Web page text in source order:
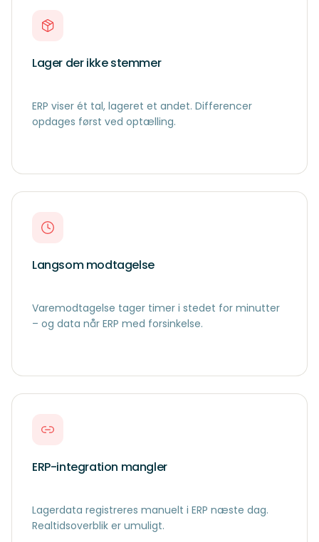
Lager der ikke stemmer
ERP viser ét tal, lageret et andet. Differencer
opdages først ved optælling.
Langsom modtagelse
Varemodtagelse tager timer i stedet for minutter
– og data når ERP med forsinkelse.
ERP-integration mangler
Lagerdata registreres manuelt i ERP næste dag.
Realtidsoverblik er umuligt.